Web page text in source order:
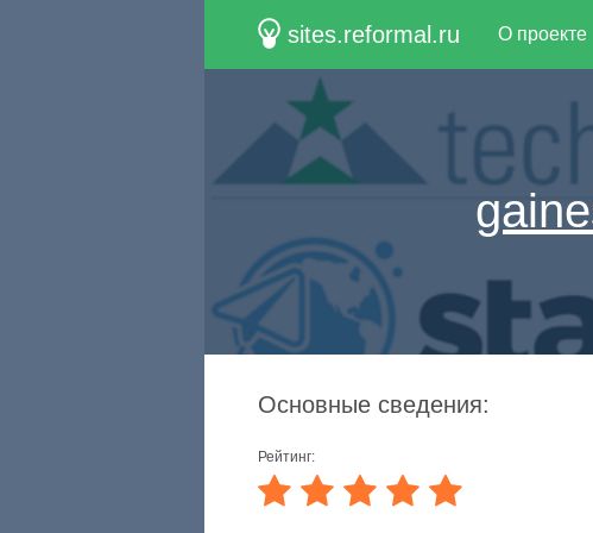
sites.reformal.ru О проекте
Основные сведения:
Рейтинг: